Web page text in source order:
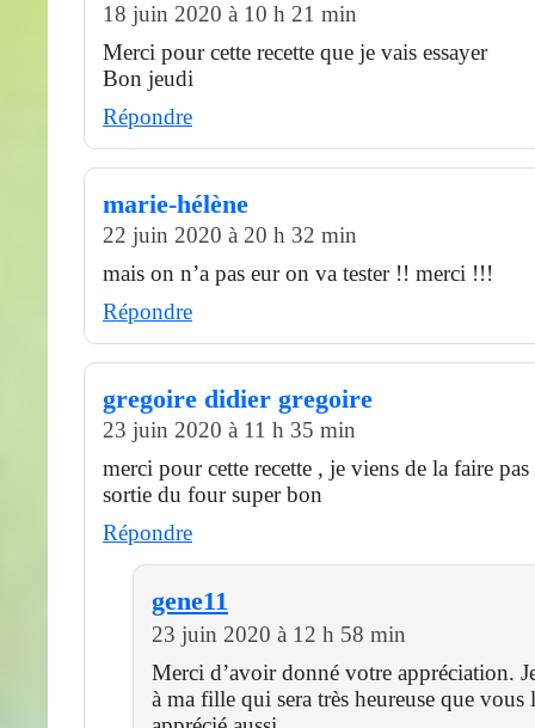
18 juin 2020 à 10 h 21 min
Merci pour cette recette que je vais essayer
Bon jeudi
Répondre
marie-hélène
22 juin 2020 à 20 h 32 min
mais on n’a pas eur on va tester !! merci !!!
Répondre
gregoire didier gregoire
23 juin 2020 à 11 h 35 min
merci pour cette recette , je viens de la faire
sortie du four super bon
Répondre
gene11
23 juin 2020 à 12 h 58 min
Merci d’avoir donné votre appréciation.
à ma fille qui sera très heureuse que vous